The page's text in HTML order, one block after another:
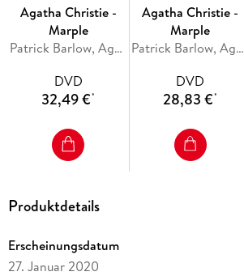
Agatha Christie -
Marple
Patrick Barlow, Agatha Christie, Stephen Churchett, Kevin Elyot, Stewart Harcourt
DVD
32,49 €*
Agatha Christie -
Marple
Patrick Barlow, Agatha Christie, Stephen Churchett, Kevin Elyot, Stewart Harcourt
DVD
28,83 €*
Produktdetails
Erscheinungsdatum
27. Januar 2020